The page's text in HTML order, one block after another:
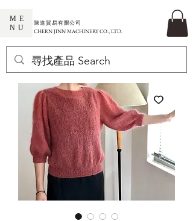
ME
NU
​陳進貿易有限公司
CHERN JINN MACHINERY CO., LTD.